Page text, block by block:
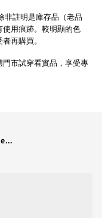
非註明是庫存品（老品
用痕跡。較明顯的色
再購買。
市試穿看實品，享受專